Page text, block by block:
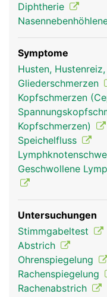
Diphtherie
Symptome
Husten,
Gliederschmerzen
Kopfschmerzen
Kopfschmerzen)
Speichelfluss
Geschwollene
Untersuchungen
Stimmgabeltest
Abstrich
Ohrenspiegelung
Rachenspiegelung
Rachenabstrich